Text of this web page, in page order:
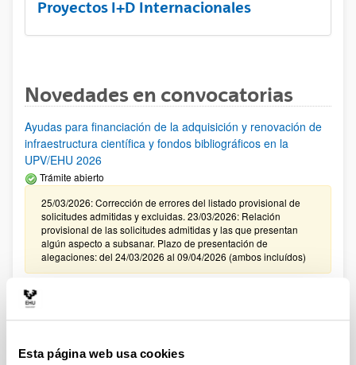
Esta página web usa cookies
Proyectos I+D Internacionales
Novedades en convocatorias
Ayudas para financiación de la adquisición y renovación de
infraestructura científica y fondos bibliográficos en la
UPV/EHU 2026
Trámite abierto
25/03/2026: Corrección de errores del listado provisional de
solicitudes admitidas y excluidas. 23/03/2026: Relación
provisional de las solicitudes admitidas y las que presentan
algún aspecto a subsanar. Plazo de presentación de
alegaciones: del 24/03/2026 al 09/04/2026 (ambos incluídos)
Convocatoria de ayudas para el fomento de la cultura
científica, tecnológica y de la innovación (FECYT) 2026
Plazo interno para envío documentación: propuestas